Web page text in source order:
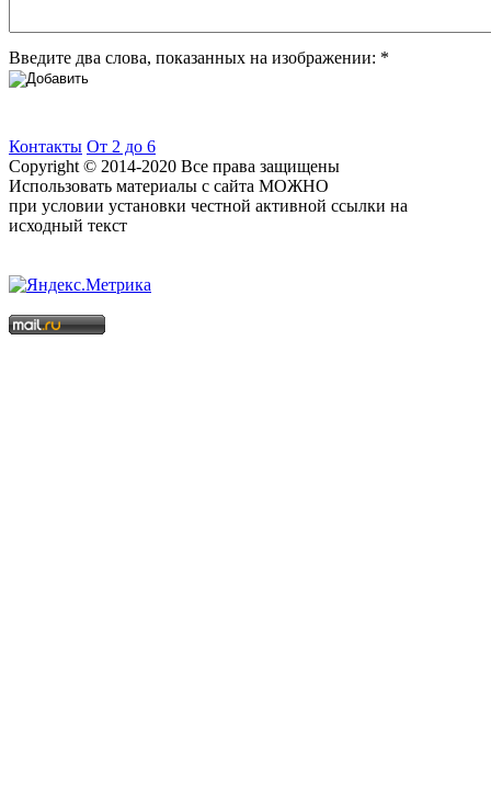
Введите два слова, показанных на изображении: *
Контакты От 2 до 6
Copyright © 2014-2020 Все права защищены
Использовать материалы с сайта МОЖНО
при условии установки честной активной ссылки на
исходный текст